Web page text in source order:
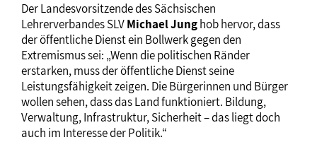
Der Landesvorsitzende des Sächsischen
Lehrerverbandes SLVMichael Junghob hervor, dass
der öffentliche Dienst ein Bollwerk gegen den
Extremismus sei: „Wenn die politischen Ränder
erstarken, muss der öffentliche Dienst seine
Leistungsfähigkeit zeigen. Die Bürgerinnen und Bürger
wollen sehen, dass das Land funktioniert. Bildung,
Verwaltung, Infrastruktur, Sicherheit – das liegt doch
auch im Interesse der Politik.“